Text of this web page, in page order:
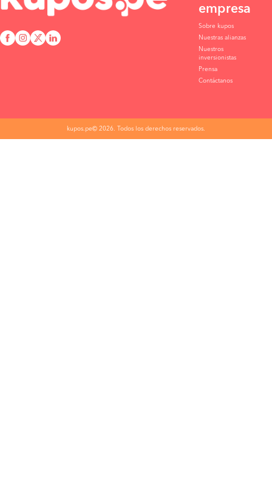
empresa
Sobre kupos
Nuestras alianzas
Nuestros
inversionistas
Prensa
Contáctanos
kupos.pe© 2026. Todos los derechos reservados.